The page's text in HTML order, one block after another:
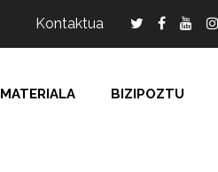
Kontaktua
MATERIALA BIZIPOZTU